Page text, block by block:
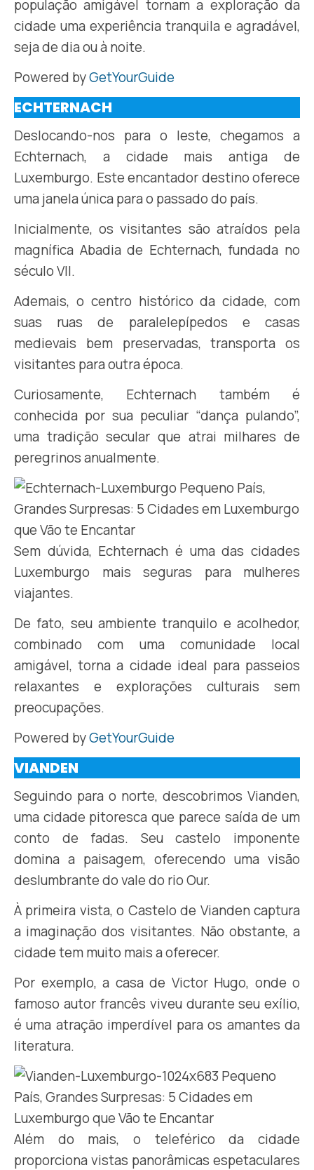
população amigável tornam a exploração da
cidade uma experiência tranquila e agradável,
seja de dia ou à noite.
Powered byGetYourGuide
ECHTERNACH
Deslocando-nos para o leste, chegamos a
Echternach, a cidade mais antiga de
Luxemburgo. Este encantador destino oferece
uma janela única para o passado do país.
Inicialmente, os visitantes são atraídos pela
magnífica Abadia de Echternach, fundada no
século VII.
Ademais, o centro histórico da cidade, com
suas ruas de paralelepípedos e casas
medievais bem preservadas, transporta os
visitantes para outra época.
Curiosamente, Echternach também é
conhecida por sua peculiar “dança pulando”,
uma tradição secular que atrai milhares de
peregrinos anualmente.
Sem dúvida, Echternach é uma das cidades
Luxemburgo mais seguras para mulheres
viajantes.
De fato, seu ambiente tranquilo e acolhedor,
combinado com uma comunidade local
amigável, torna a cidade ideal para passeios
relaxantes e explorações culturais sem
preocupações.
Powered byGetYourGuide
VIANDEN
Seguindo para o norte, descobrimos Vianden,
uma cidade pitoresca que parece saída de um
conto de fadas. Seu castelo imponente
domina a paisagem, oferecendo uma visão
deslumbrante do vale do rio Our.
À primeira vista, o Castelo de Vianden captura
a imaginação dos visitantes. Não obstante, a
cidade tem muito mais a oferecer.
Por exemplo, a casa de Victor Hugo, onde o
famoso autor francês viveu durante seu exílio,
é uma atração imperdível para os amantes da
literatura.
Além do mais, o teleférico da cidade
proporciona vistas panorâmicas espetaculares